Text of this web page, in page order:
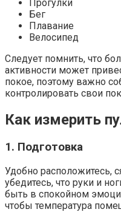
Прогулки
Бег
Плавание
Велосипед
Следует помнить, что
активности может
покое, поэтому важно
контролировать свои
Как измерить
1. Подготовка
Удобно расположитесь,
убедитесь, что руки и
быть в спокойном
чтобы температура